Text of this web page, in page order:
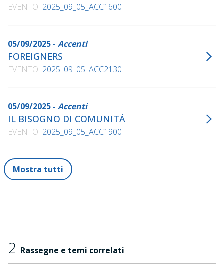
EVENTO 2025_09_05_ACC1600
05/09/2025 - Accenti
FOREIGNERS
EVENTO 2025_09_05_ACC2130
05/09/2025 - Accenti
IL BISOGNO DI COMUNITÁ
EVENTO 2025_09_05_ACC1900
Mostra tutti
2 Rassegne e temi correlati